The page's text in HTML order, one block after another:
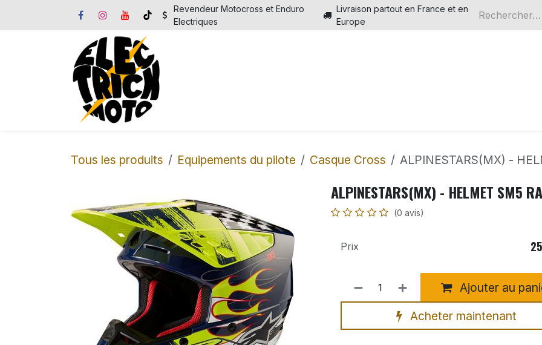
Se rendre au contenu
Revendeur Motocross et Enduro
Electriques
Livraison partout en France et en
Europe
Tous les produits Equipements du pilote Casque Cross ALPINESTARS(MX) -
ALPINESTARS(MX) - HELMET SM5
(0 avis)
Ajouter au
Acheter maintenant
Prix